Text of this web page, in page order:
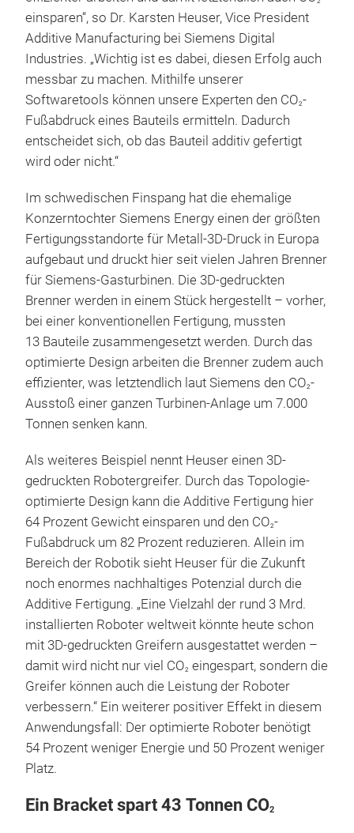
einsparen“, so Dr. Karsten Heuser, Vice President
Additive Manufacturing bei Siemens Digital
Industries. „Wichtig ist es dabei, diesen Erfolg auch
messbar zu machen. Mithilfe unserer
Softwaretools können unsere Experten den CO2-
Fußabdruck eines Bauteils ermitteln. Dadurch
entscheidet sich, ob das Bauteil additiv gefertigt
wird oder nicht.“
Im schwedischen Finspang hat die ehemalige
Konzerntochter Siemens Energy einen der größten
Fertigungsstandorte für Metall-3D-Druck in Europa
aufgebaut und druckt hier seit vielen Jahren Brenner
für Siemens-Gasturbinen. Die 3D-gedruckten
Brenner werden in einem Stück hergestellt – vorher,
bei einer konventionellen Fertigung, mussten
13 Bauteile zusammengesetzt werden. Durch das
optimierte Design arbeiten die Brenner zudem auch
effizienter, was letztendlich laut Siemens den CO2-
Ausstoß einer ganzen Turbinen-Anlage um 7.000
Tonnen senken kann.
Als weiteres Beispiel nennt Heuser einen 3D-
gedruckten Robotergreifer. Durch das Topologie-
optimierte Design kann die Additive Fertigung hier
64 Prozent Gewicht einsparen und den CO2-
Fußabdruck um 82 Prozent reduzieren. Allein im
Bereich der Robotik sieht Heuser für die Zukunft
noch enormes nachhaltiges Potenzial durch die
Additive Fertigung. „Eine Vielzahl der rund 3 Mrd.
installierten Roboter weltweit könnte heute schon
mit 3D-gedruckten Greifern ausgestattet werden –
damit wird nicht nur viel CO2 eingespart, sondern die
Greifer können auch die Leistung der Roboter
verbessern.“ Ein weiterer positiver Effekt in diesem
Anwendungsfall: Der optimierte Roboter benötigt
54 Prozent weniger Energie und 50 Prozent weniger
Platz.
Ein Bracket spart 43 Tonnen CO2